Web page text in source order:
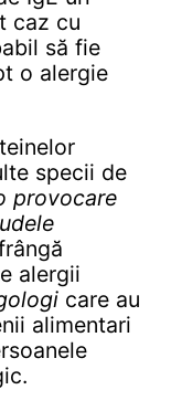
caz cu
să fie
o alergie
specii de
provocare
alergii
care au
alimentari